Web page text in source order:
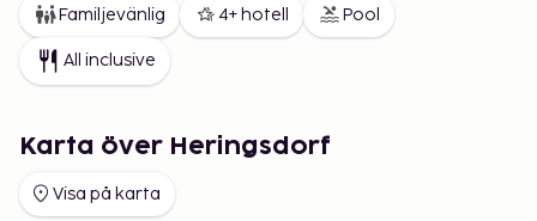
orter fortfarande "kejsarbadorter".
I alla dessa orter polerar man åter upp den image
som byggts upp under den tid badorterna uppstod
omsorgsfullt restaurerade fasaderna befinner sig
Naturligtvis har också moderna kuranstalter
Familjevänlig 4+ hotell Pool
All inclusive
Karta över Heringsdorf
Visa på karta